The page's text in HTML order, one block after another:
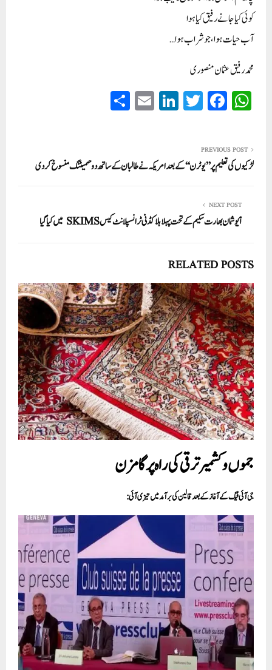
کوئی کیا جانے رفیق کیا ہوا
آب حیات ہوا،جوشراب ہوا…
محمد رفیق عثمان منصوری
W
ha
A
pp
Fa
ce
ok
T
wi
r
Li
nk
In
E
m
PREVIOUS POST
لڑکیوں کی تعلیم پر’’ یو ٹرن‘‘کے بعد امریکہ نے طالبان کے ساتھ دوحہمیٹنگ منسوخ کر دی
NEXT POST
آیوشمان بھارت سکیم کے تحت پہلاہلا کڈنی ٹرانسپلانٹ کیس SKIMS میں کیا گیا
RELATED POSTS
جموں وکشمیر ترقی کی راہ پر گامزن
جی آئی ٹیگ کے آغاز کے بعد قالین کی برآمد میں تیزی آئی: